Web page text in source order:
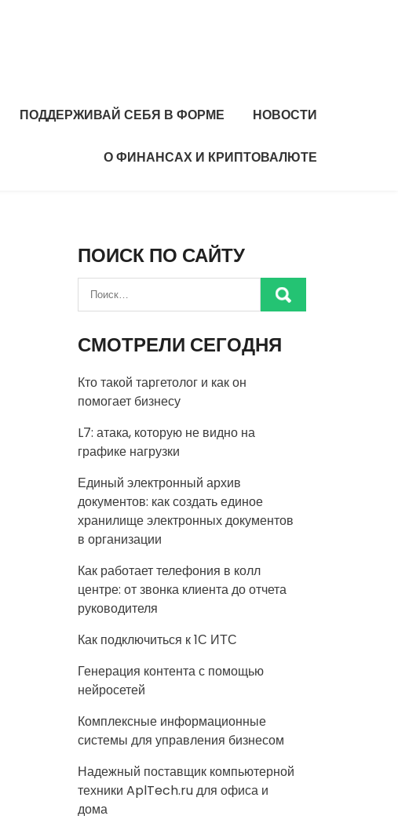
ПОДДЕРЖИВАЙ СЕБЯ В ФОРМЕ НОВОСТИ
О ФИНАНСАХ И КРИПТОВАЛЮТЕ
ПОИСК ПО САЙТУ
СМОТРЕЛИ СЕГОДНЯ
Кто такой таргетолог и как он
помогает бизнесу
L7: атака, которую не видно на
графике нагрузки
Единый электронный архив
документов: как создать единое
хранилище электронных документов
в организации
Как работает телефония в колл
центре: от звонка клиента до отчета
руководителя
Как подключиться к 1С ИТС
Генерация контента с помощью
нейросетей
Комплексные информационные
системы для управления бизнесом
Надежный поставщик компьютерной
техники AplTech.ru для офиса и
дома